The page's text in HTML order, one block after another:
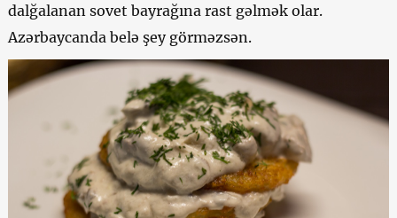
dalğalanan sovet bayrağına rast gəlmək olar.
Azərbaycanda belə şey görməzsən.